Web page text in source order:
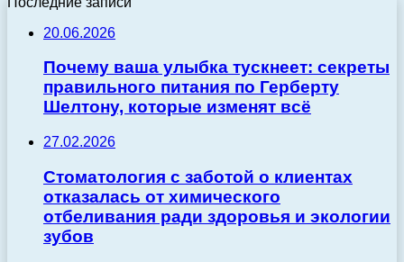
20.06.2026
Почему ваша улыбка тускнеет: секреты
правильного питания по Герберту
Шелтону, которые изменят всё
27.02.2026
Стоматология с заботой о клиентах
отказалась от химического
отбеливания ради здоровья и экологии
зубов